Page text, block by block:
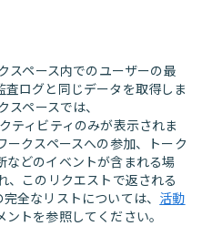
スペース内でのユーザーの最
ログと同じデータを取得しま
ペースでは、
ィビティのみが表示されま
ークスペースへの参加、トーク
などのイベントが含まれる場
、このリクエストで返される
全なリストについては、 活動
ントを参照してください。